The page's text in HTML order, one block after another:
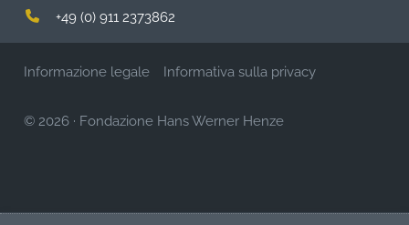
+49 (0) 911 2373862
Informazione legale Informativa sulla privacy
© 2026 · Fondazione Hans Werner Henze